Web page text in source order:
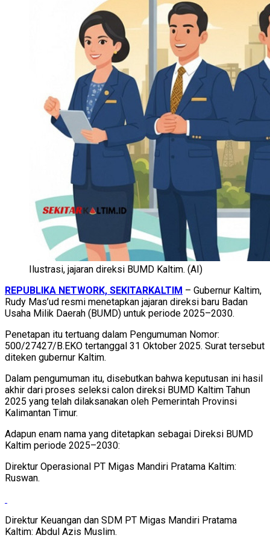
Ilustrasi, jajaran direksi BUMD Kaltim. (AI)
REPUBLIKA NETWORK, SEKITARKALTIM – Gubernur Kaltim,
Rudy Mas’ud resmi menetapkan jajaran direksi baru Badan
Usaha Milik Daerah (BUMD) untuk periode 2025–2030.
Penetapan itu tertuang dalam Pengumuman Nomor:
500/27427/B.EKO tertanggal 31 Oktober 2025. Surat tersebut
diteken gubernur Kaltim.
Dalam pengumuman itu, disebutkan bahwa keputusan ini hasil
akhir dari proses seleksi calon direksi BUMD Kaltim Tahun
2025 yang telah dilaksanakan oleh Pemerintah Provinsi
Kalimantan Timur.
Adapun enam nama yang ditetapkan sebagai Direksi BUMD
Kaltim periode 2025–2030:
Direktur Operasional PT Migas Mandiri Pratama Kaltim:
Ruswan.
Direktur Keuangan dan SDM PT Migas Mandiri Pratama
Kaltim: Abdul Azis Muslim.